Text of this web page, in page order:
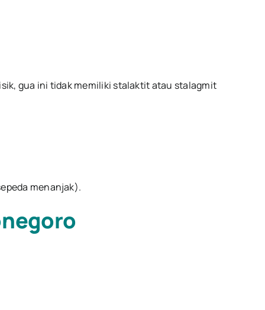
gua ini tidak memiliki stalaktit atau stalagmit
menanjak).